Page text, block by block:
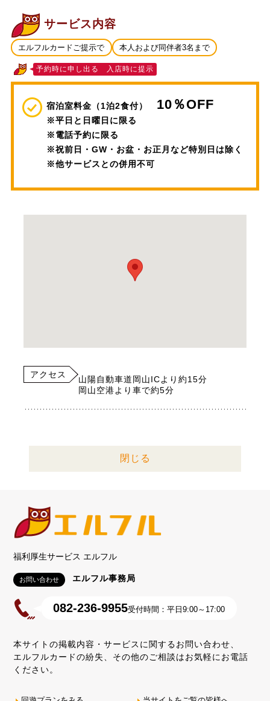
サービス内容
エルフルカードご提示で 本人および同伴者3名まで
予約時に申し出る 入店時に提示
宿泊室料金（1泊2食付） 10％OFF
※平日と日曜日に限る
※電話予約に限る
※祝前日・GW・お盆・お正月など特別日は除く
※他サービスとの併用不可
アクセス
山陽自動車道岡山ICより約15分
岡山空港より車で約5分
閉じる
福利厚生サービス エルフル
お問い合わせ エルフル事務局
082-236-9955受付時間：平日9:00～17:00
本サイトの掲載内容・サービスに関するお問い合わせ、
エルフルカードの紛失、その他のご相談はお気軽にお電話
ください。